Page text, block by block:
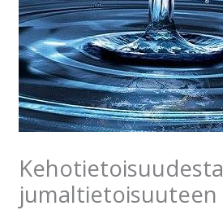
Kehotietoisuudesta
jumaltietoisuuteen